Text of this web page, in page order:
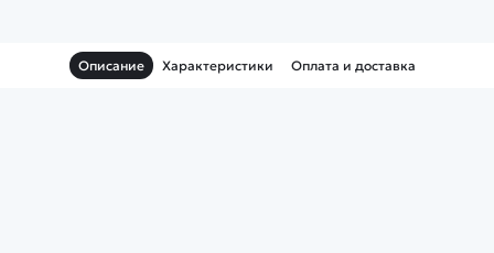
Описание Характеристики Оплата и доставка